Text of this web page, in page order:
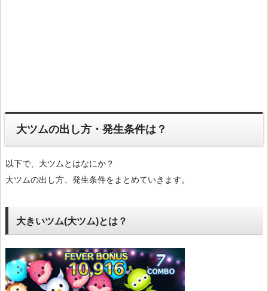
大ツムの出し方・発生条件は？
以下で、大ツムとはなにか？
大ツムの出し方、発生条件をまとめていきます。
大きいツム(大ツム)とは？